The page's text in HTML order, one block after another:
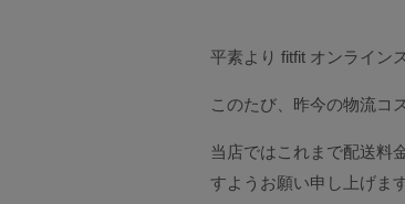
平素より fitfit オンライン
このたび、昨今の物流コ
当店ではこれまで配送料
すようお願い申し上げます